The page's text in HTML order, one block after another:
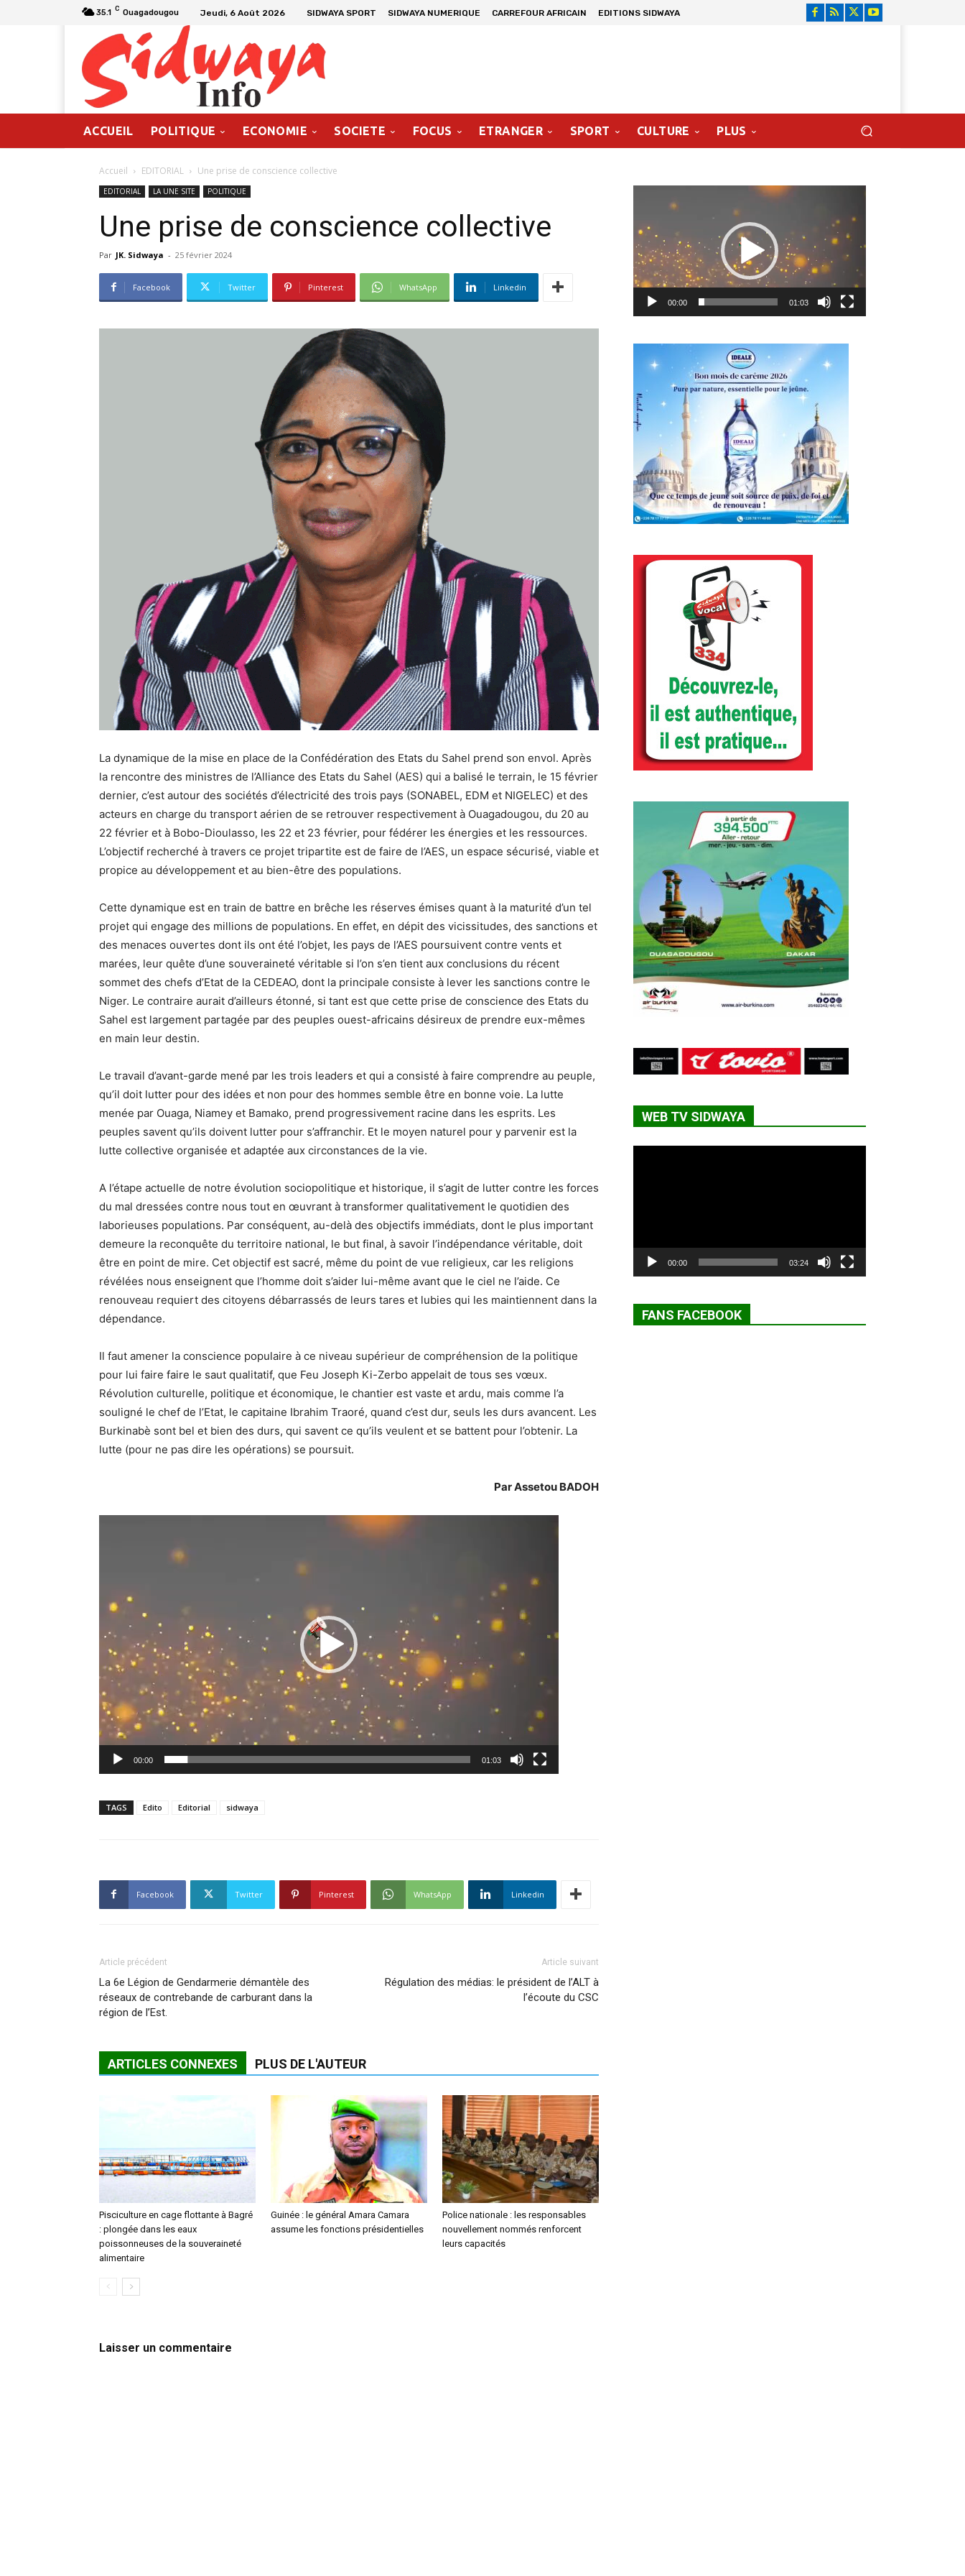
35.1 C Ouagadougou Jeudi, 6 Août 2026 SIDWAYA SPORT SIDWAYA NUMERIQUE CARREFOUR AFRICAIN EDITIONS SIDWAYA
ACCUEIL POLITIQUE ECONOMIE SOCIETE FOCUS ETRANGER SPORT CULTURE PLUS
Accueil EDITORIAL Une prise de conscience collective
EDITORIAL LA UNE SITE POLITIQUE
Une prise de conscience collective
Par JK. Sidwaya - 25 février 2024
Facebook Twitter Pinterest WhatsApp Linkedin
La dynamique de la mise en place de la Confédération des Etats du Sahel prend son envol. Après
la rencontre des ministres de l’Alliance des Etats du Sahel (AES) qui a balisé le terrain, le 15 février
dernier, c’est autour des sociétés d’électricité des trois pays (SONABEL, EDM et NIGELEC) et des
acteurs en charge du transport aérien de se retrouver respectivement à Ouagadougou, du 20 au
22 février et à Bobo-Dioulasso, les 22 et 23 février, pour fédérer les énergies et les ressources.
L’objectif recherché à travers ce projet tripartite est de faire de l’AES, un espace sécurisé, viable et
propice au développement et au bien-être des populations.
Cette dynamique est en train de battre en brêche les réserves émises quant à la maturité d’un tel
projet qui engage des millions de populations. En effet, en dépit des vicissitudes, des sanctions et
des menaces ouvertes dont ils ont été l’objet, les pays de l’AES poursuivent contre vents et
marées, leur quête d’une souveraineté véritable si l’on s’en tient aux conclusions du récent
sommet des chefs d’Etat de la CEDEAO, dont la principale consiste à lever les sanctions contre le
Niger. Le contraire aurait d’ailleurs étonné, si tant est que cette prise de conscience des Etats du
Sahel est largement partagée par des peuples ouest-africains désireux de prendre eux-mêmes
en main leur destin.
Le travail d’avant-garde mené par les trois leaders et qui a consisté à faire comprendre au peuple,
qu’il doit lutter pour des idées et non pour des hommes semble être en bonne voie. La lutte
menée par Ouaga, Niamey et Bamako, prend progressivement racine dans les esprits. Les
peuples savent qu’ils doivent lutter pour s’affranchir. Et le moyen naturel pour y parvenir est la
lutte collective organisée et adaptée aux circonstances de la vie.
A l’étape actuelle de notre évolution sociopolitique et historique, il s’agit de lutter contre les forces
du mal dressées contre nous tout en œuvrant à transformer qualitativement le quotidien des
laborieuses populations. Par conséquent, au-delà des objectifs immédiats, dont le plus important
demeure la reconquête du territoire national, le but final, à savoir l’indépendance véritable, doit
être en point de mire. Cet objectif est sacré, même du point de vue religieux, car les religions
révélées nous enseignent que l’homme doit s’aider lui-même avant que le ciel ne l’aide. Ce
renouveau requiert des citoyens débarrassés de leurs tares et lubies qui les maintiennent dans la
dépendance.
Il faut amener la conscience populaire à ce niveau supérieur de compréhension de la politique
pour lui faire faire le saut qualitatif, que Feu Joseph Ki-Zerbo appelait de tous ses vœux.
Révolution culturelle, politique et économique, le chantier est vaste et ardu, mais comme l’a
souligné le chef de l’Etat, le capitaine Ibrahim Traoré, quand c’est dur, seuls les durs avancent. Les
Burkinabè sont bel et bien des durs, qui savent ce qu’ils veulent et se battent pour l’obtenir. La
lutte (pour ne pas dire les opérations) se poursuit.
Par Assetou BADOH
Lecteur
00:00 01:03
TAGS Edito Editorial sidwaya
Facebook Twitter Pinterest WhatsApp Linkedin
Article précédent
La 6e Légion de Gendarmerie démantèle des
réseaux de contrebande de carburant dans la
région de l’Est.
Article suivant
Régulation des médias: le président de l’ALT à
l’écoute du CSC
ARTICLES CONNEXES PLUS DE L'AUTEUR
Pisciculture en cage flottante à Bagré
: plongée dans les eaux
poissonneuses de la souveraineté
alimentaire
Guinée : le général Amara Camara
assume les fonctions présidentielles
Police nationale : les responsables
nouvellement nommés renforcent
leurs capacités
Laisser un commentaire
00:00 01:03
WEB TV SIDWAYA
00:00 03:24
FANS FACEBOOK